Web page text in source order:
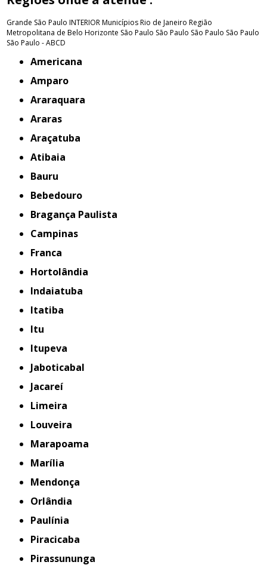
Grande São Paulo INTERIORMunicípios Rio de Janeiro Região
Metropolitana de Belo Horizonte São Paulo São Paulo São Paulo São Paulo
São Paulo - ABCD
Americana
Amparo
Araraquara
Araras
Araçatuba
Atibaia
Bauru
Bebedouro
Bragança Paulista
Campinas
Franca
Hortolândia
Indaiatuba
Itatiba
Itu
Itupeva
Jaboticabal
Jacareí
Limeira
Louveira
Marapoama
Marília
Mendonça
Orlândia
Paulínia
Piracicaba
Pirassununga